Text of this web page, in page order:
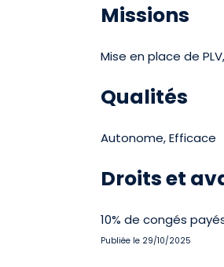
Missions
Mise en place de
Qualités
Autonome, Efficace
Droits et
10% de congés
Publiée le 29/10/2025